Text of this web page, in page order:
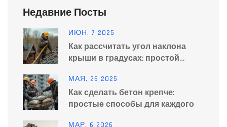
Недавние Посты
ИЮН, 7 2025
Как рассчитать угол наклона
крыши в градусах: простой
МАЯ, 26 2025
Как сделать бетон крепче:
простые способы для каждого
МАР, 6 2026